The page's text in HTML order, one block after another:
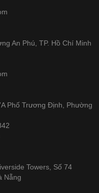
An Phú, TP. Hồ Chí Minh
Phố Trương Định, Phường
Towers, Số 74
Nẵng